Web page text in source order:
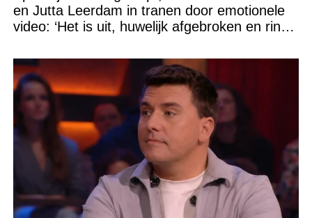
en Jutta Leerdam in tranen door emotionele
video: ‘Het is uit, huwelijk afgebroken en ring